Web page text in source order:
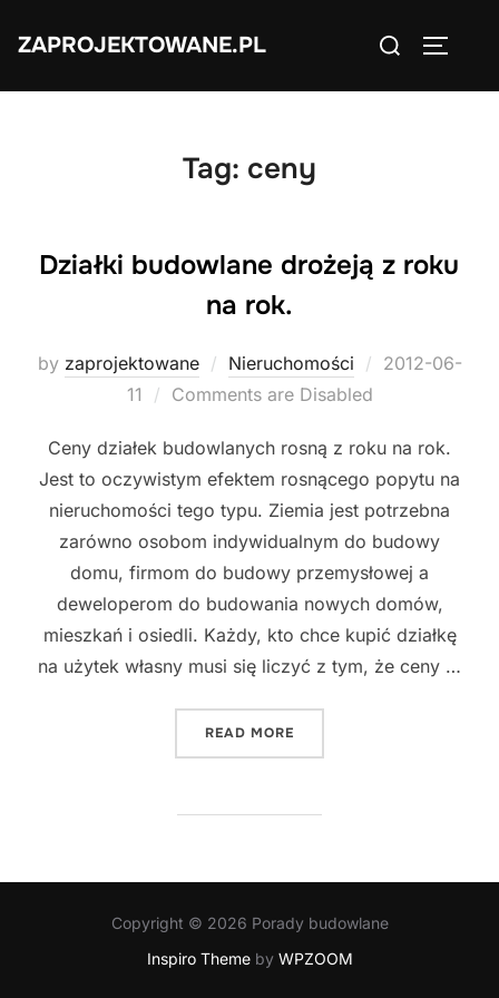
ZAPROJEKTOWANE.PL
Search
Tag: ceny
Działki budowlane drożeją z roku
na rok.
by zaprojektowane Nieruchomości
Posted
2012-06-
11
Comments are Disabled
Ceny działek budowlanych rosną z roku na rok.
Jest to oczywistym efektem rosnącego popytu na
nieruchomości tego typu. Ziemia jest potrzebna
zarówno osobom indywidualnym do budowy
domu, firmom do budowy przemysłowej a
deweloperom do budowania nowych domów,
mieszkań i osiedli. Każdy, kto chce kupić działkę
na użytek własny musi się liczyć z tym, że ceny …
READ MORE
Copyright © 2026 Porady budowlane
Inspiro Themeby WPZOOM